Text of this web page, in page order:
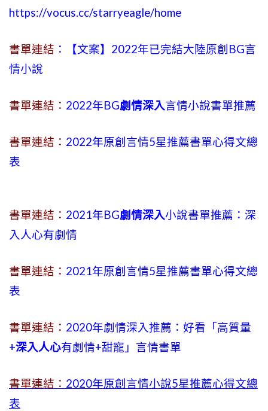
https://vocus.cc/starryeagle/home
書單連結 ：【文案】2022年已完結大陸原創BG言
情小說
書單連結： 2022年BG劇情深入言情小說書單推薦
書單連結： 2022年原創言情5星推薦書單心得文總
表
書單連結： 2021年BG劇情深入小說書單推薦：深
入人心有劇情
書單連結： 2021年原創言情5星推薦書單心得文總
表
書單連結： 2020年劇情深入推薦：好看「高質量
+深入人心有劇情+甜寵」言情書單
書單連結： 2020年原創言情小說5星推薦心得文總
表